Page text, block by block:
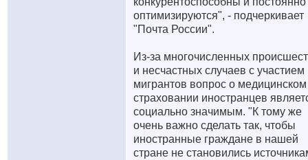
оптимизируются", - подчеркивает
"Почта России".
Из-за многочисленных
и несчастных случаев с участием
мигрантов вопрос о медицинском
страховании иностранцев
социально значимым. "К тому же
очень важно сделать так, чтобы
иностранные граждане в нашей
стране не становились